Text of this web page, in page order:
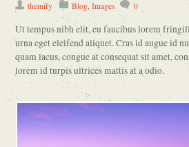
themify Blog,Images 0
Ut tempus nibh elit, eu faucibus lorem
urna eget eleifend aliquet. Cras id augue id
quam lacus, congue at consequat sit amet,
lorem id turpis ultrices mattis at a odio.